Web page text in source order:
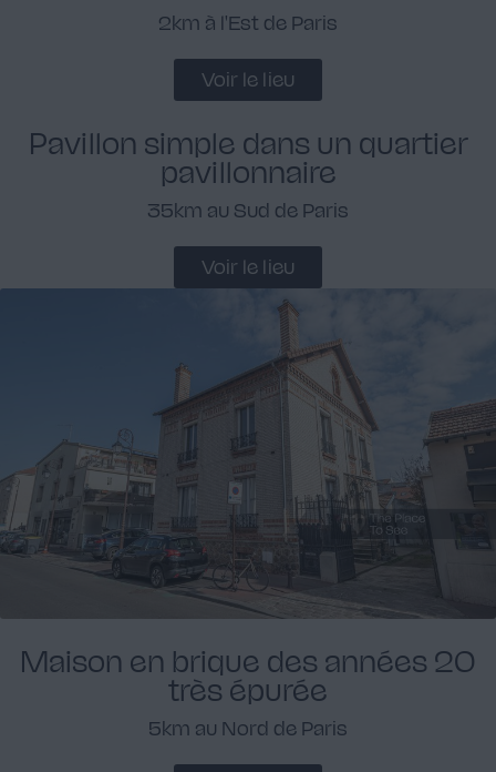
2km à l'Est de Paris
Voir le lieu
Pavillon simple dans un quartier
pavillonnaire
35km au Sud de Paris
Voir le lieu
Maison en brique des années 20
très épurée
5km au Nord de Paris